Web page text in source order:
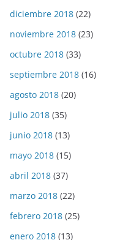
diciembre 2018 (22)
noviembre 2018 (23)
octubre 2018 (33)
septiembre 2018 (16)
agosto 2018 (20)
julio 2018 (35)
junio 2018 (13)
mayo 2018 (15)
abril 2018 (37)
marzo 2018 (22)
febrero 2018 (25)
enero 2018 (13)